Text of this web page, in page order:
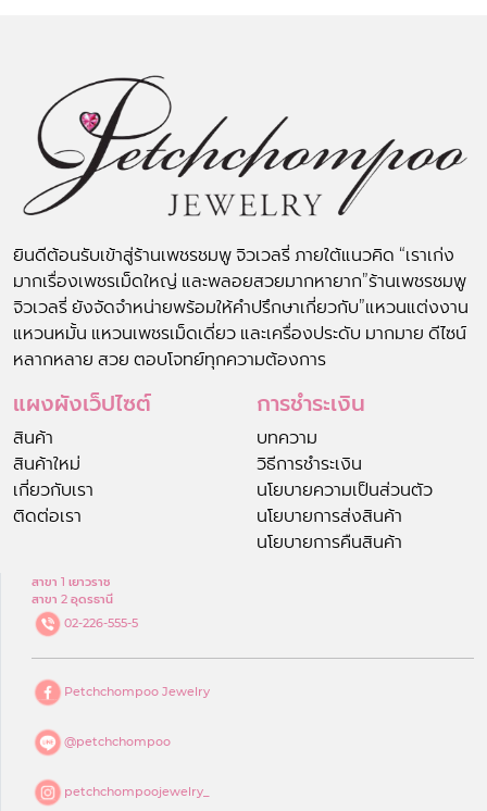
ยินดีต้อนรับเข้าสู่ร้านเพชรชมพู จิวเวลรี่ ภายใต้แนวคิด “เราเก่ง
มากเรื่องเพชรเม็ดใหญ่ และพลอยสวยมากหายาก”ร้านเพชรชมพู
จิวเวลรี่ ยังจัดจำหน่ายพร้อมให้คำปรึกษาเกี่ยวกับ”แหวนแต่งงาน
แหวนหมั้น แหวนเพชรเม็ดเดี่ยว และเครื่องประดับ มากมาย ดีไซน์
หลากหลาย สวย ตอบโจทย์ทุกความต้องการ
แผงผังเว็ปไซต์
สินค้า
สินค้าใหม่
เกี่ยวกับเรา
ติดต่อเรา
การชำระเงิน
บทความ
วิธีการชำระเงิน
นโยบายความเป็นส่วนตัว
นโยบายการส่งสินค้า
นโยบายการคืนสินค้า
สาขา 1 เยาวราช
สาขา 2 อุดรธานี
02-226-555-5
Petchchompoo Jewelry
@petchchompoo
petchchompoojewelry_